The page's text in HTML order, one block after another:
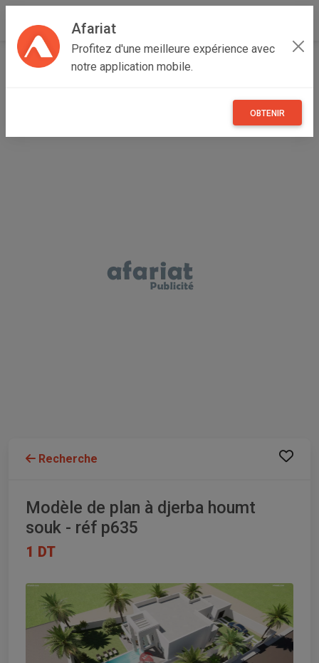
Afariat
Profitez d'une meilleure expérience avec
notre application mobile.
OBTENIR
Accueil Immobilier Oasis - Sahara
MODÈLE DE PLAN À DJERBA HOUMT SOUK - RÉF P635
Recherche
Modèle de plan à djerba houmt
souk - réf p635
1 DT